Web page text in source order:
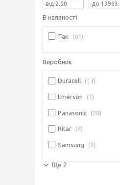
В наявності
Так 61
Виробник
Duracell 13
Emerson 1
Panasonic 28
Ritar 4
Samsung 2
Ще 2